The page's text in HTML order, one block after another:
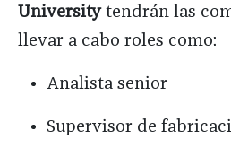
Universitytendrán las
llevar a cabo roles como:
Analista senior
Supervisor de